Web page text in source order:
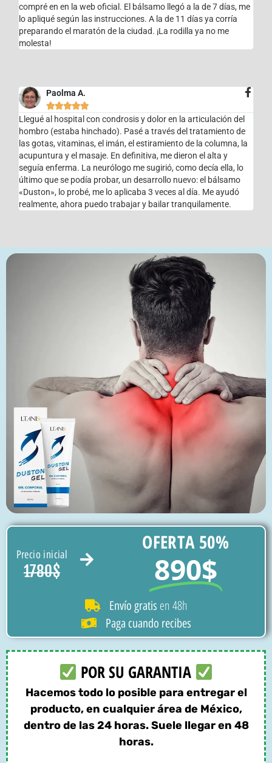
compré en en la web oficial. El bálsamo llegó a la de 7 días, me
lo apliqué según las instrucciones. A la de 11 días ya corría
preparando el maratón de la ciudad. ¡La rodilla ya no me
molesta!
Paolma A.

Llegué al hospital con condrosis y dolor en la articulación del
hombro (estaba hinchado). Pasé a través del tratamiento de
las gotas, vitaminas, el imán, el estiramiento de la columna, la
acupuntura y el masaje. En definitiva, me dieron el alta y
seguía enferma. La neurólogo me sugirió, como decía ella, lo
último que se podía probar, un desarrollo nuevo: el bálsamo
«Duston», lo probé, me lo aplicaba 3 veces al día. Me ayudó
realmente, ahora puedo trabajar y bailar tranquilamente.
Precio inicial
1780$
OFERTA 50%
890$
Envío gratis en 48h
Paga cuando recibes
POR SU GARANTIA
Hacemos todo lo posible para entregar el
producto, en cualquier área de México,
dentro de las 24 horas. Suele llegar en 48
horas.